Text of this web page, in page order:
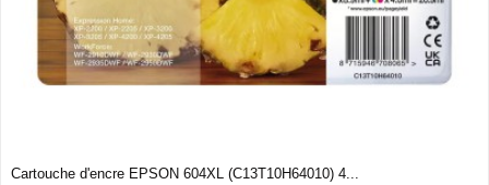
Cartouche d'encre EPSON 604XL (C13T10H64010) 4...